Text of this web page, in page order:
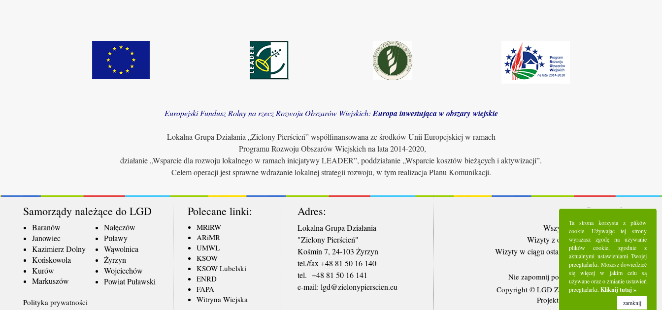
Europejski Fundusz Rolny na rzecz Rozwoju Obszarów Wiejskich: Europa inwestująca w obszary wiejskie
Lokalna Grupa Działania „Zielony Pierścień” współfinansowana ze środków Unii Europejskiej w ramach
Programu Rozwoju Obszarów Wiejskich na lata 2014-2020,
działanie „Wsparcie dla rozwoju lokalnego w ramach inicjatywy LEADER”, poddziałanie „Wsparcie kosztów bieżących i aktywizacji”.
Celem operacji jest sprawne wdrażanie lokalnej strategii rozwoju, w tym realizacja Planu Komunikacji.
Samorządy należące do LGD
Baranów
Janowiec
Kazimierz Dolny
Końskowola
Kurów
Markuszów
Nałęczów
Puławy
Wąwolnica
Żyrzyn
Wojciechów
Powiat Puławski
Polecane linki:
MRiRW
ARiMR
UMWL
KSOW
KSOW Lubelski
ENRD
FAPA
Witryna Wiejska
Adres:
Lokalna Grupa Działania
"Zielony Pierścień"
Kośmin 7, 24-103 Żyrzyn
tel./fax +48 81 50 16 140
tel. +48 81 50 16 141
​e-mail: lgd@zielonypierscien.eu
Statystyki:
Wszystkie wizyty: 5293321
Wizyty z ostatnich 30 dni: 96525
Wizyty w ciągu ostatniego tygodnia:
23530
Użytkownicy online: 4
Nie zapomnij polubić nas na Facebooku
Copyright © LGD Zielony Pierścień - 2016.
Projekt i wykonanie - Freeline.
Polityka prywatności
Ta strona korzysta z plików
cookie. Używając tej strony
wyrażasz zgodę na używanie
plików cookie, zgodnie z
aktualnymi ustawieniami Twojej
przeglądarki. Możesz dowiedzieć
się więcej w jakim celu są
używane oraz o zmianie ustawień
przeglądarki. Kliknij tutaj »
zamknij